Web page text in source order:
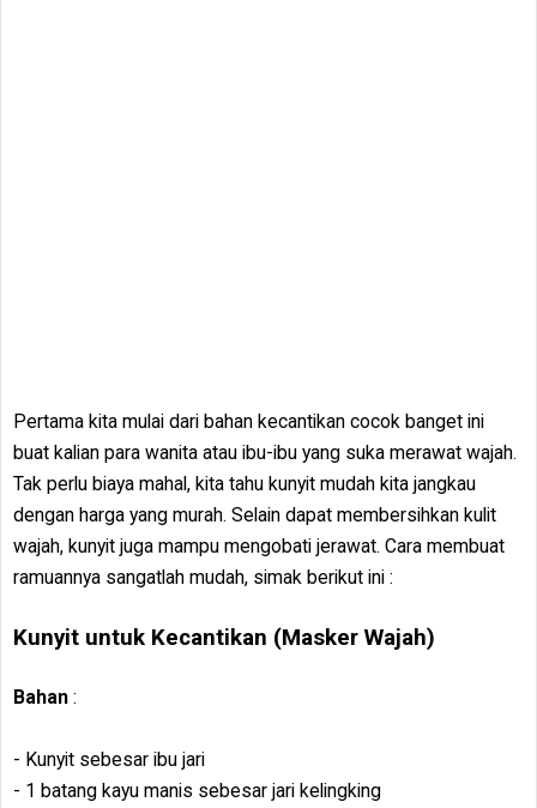
Pertama kita mulai dari bahan kecantikan cocok banget ini
buat kalian para wanita atau ibu-ibu yang suka merawat wajah.
Tak perlu biaya mahal, kita tahu kunyit mudah kita jangkau
dengan harga yang murah. Selain dapat membersihkan kulit
wajah, kunyit juga mampu mengobati jerawat. Cara membuat
ramuannya sangatlah mudah, simak berikut ini :
Kunyit untuk Kecantikan (Masker Wajah)
Bahan :
- Kunyit sebesar ibu jari
- 1 batang kayu manis sebesar jari kelingking